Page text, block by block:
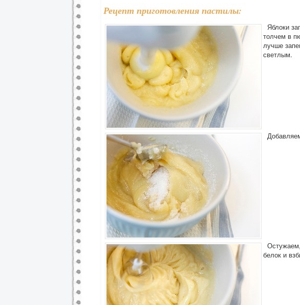
Рецепт приготовления пастилы:
Яблоки
толчем в
лучше
светлым.
белок и